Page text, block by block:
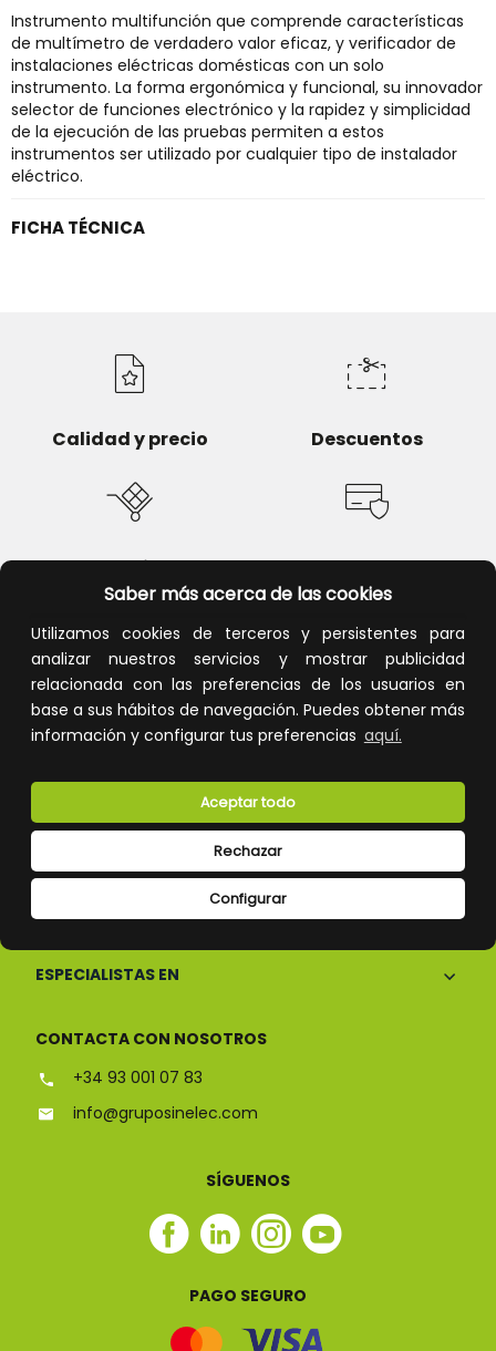
Saber más acerca de las cookies
Utilizamos cookies de terceros y persistentes para
analizar nuestros servicios y mostrar publicidad
relacionada con las preferencias de los usuarios en
base a sus hábitos de navegación. Puedes obtener más
información y configurar tus preferencias aquí.
Configurar
Rechazar
Aceptar todo
Instrumento multifunción que comprende características
de multímetro de verdadero valor eficaz, y verificador de
instalaciones eléctricas domésticas con un solo
instrumento. La forma ergonómica y funcional, su innovador
selector de funciones electrónico y la rapidez y simplicidad
de la ejecución de las pruebas permiten a estos
instrumentos ser utilizado por cualquier tipo de instalador
eléctrico.
FICHA TÉCNICA
Calidad y precio Descuentos
Devoluciones Pago seguro
Atención al cliente
ESPECIALISTAS EN
CONTACTA CON NOSOTROS
+34 93 001 07 83
info@gruposinelec.com
SÍGUENOS
Facebook
Linkedin
Instagram
Youtube
PAGO SEGURO